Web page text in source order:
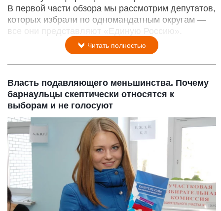
В первой части обзора мы рассмотрим депутатов,
которых избрали по одномандатным округам —
все они представляют «Единую Россию».
Читать полностью
Власть подавляющего меньшинства. Почему
барнаульцы скептически относятся к
выборам и не голосуют